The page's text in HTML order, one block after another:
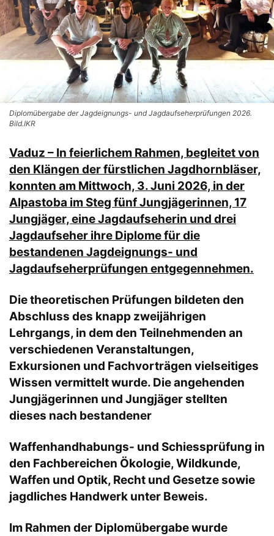
Diplomübergabe der Jagdeignungs- und Jagdaufseherprüfungen 2026.
Bild.IKR
Vaduz – In feierlichem Rahmen, begleitet von
den Klängen der fürstlichen Jagdhornbläser,
konnten am Mittwoch, 3. Juni 2026, in der
Alpastoba im Steg fünf Jungjägerinnen, 17
Jungjäger, eine Jagdaufseherin und drei
Jagdaufseher ihre Diplome für die
bestandenen Jagdeignungs- und
Jagdaufseherprüfungen entgegennehmen.
Die theoretischen Prüfungen bildeten den
Abschluss des knapp zweijährigen
Lehrgangs, in dem den Teilnehmenden an
verschiedenen Veranstaltungen,
Exkursionen und Fachvorträgen vielseitiges
Wissen vermittelt wurde. Die angehenden
Jungjägerinnen und Jungjäger stellten
dieses nach bestandener
Waffenhandhabungs- und Schiessprüfung in
den Fachbereichen Ökologie, Wildkunde,
Waffen und Optik, Recht und Gesetze sowie
jagdliches Handwerk unter Beweis.
Im Rahmen der Diplomübergabe wurde